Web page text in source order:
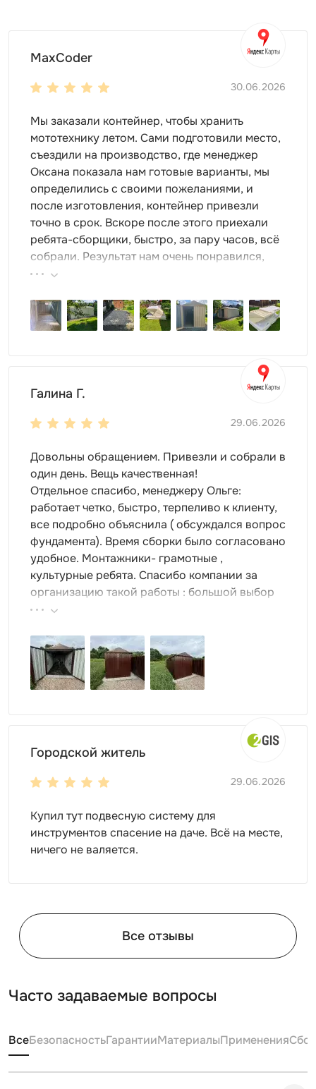
MaxCoder
30.06.2026
Мы заказали контейнер, чтобы хранить
мототехнику летом. Сами подготовили место,
съездили на производство, где менеджер
Оксана показала нам готовые варианты, мы
определились с своими пожеланиями, и
после изготовления, контейнер привезли
точно в срок. Вскоре после этого приехали
ребята-сборщики, быстро, за пару часов, всё
собрали. Результат нам очень понравился,
поэтому всем советуем эту фирму.
Галина Г.
29.06.2026
Довольны обращением. Привезли и собрали в
один день. Вещь качественная!
Отдельное спасибо, менеджеру Ольге:
работает четко, быстро, терпеливо к клиенту,
все подробно объяснила ( обсуждался вопрос
фундамента). Время сборки было согласовано
удобное. Монтажники- грамотные ,
культурные ребята. Спасибо компании за
организацию такой работы : большой выбор
продукции, реальные цены.
Городской житель
29.06.2026
Купил тут подвесную систему для
инструментов спасение на даче. Всё на месте,
ничего не валяется.
Все отзывы
Часто задаваемые вопросы
ВсеБезопасностьГарантииМатериалыПрименения